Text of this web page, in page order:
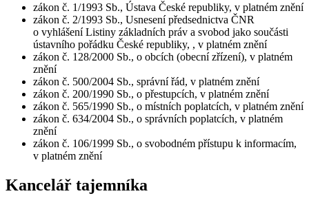
zákon č. 1/1993 Sb., Ústava České republiky, v platném znění
zákon č. 2/1993 Sb., Usnesení předsednictva ČNR
o vyhlášení Listiny základních práv a svobod jako součásti
ústavního pořádku České republiky, , v platném znění
zákon č. 128/2000 Sb., o obcích (obecní zřízení), v platném
znění
zákon č. 500/2004 Sb., správní řád, v platném znění
zákon č. 200/1990 Sb., o přestupcích, v platném znění
zákon č. 565/1990 Sb., o místních poplatcích, v platném znění
zákon č. 634/2004 Sb., o správních poplatcích, v platném
znění
zákon č. 106/1999 Sb., o svobodném přístupu k informacím,
v platném znění
Kancelář tajemníka